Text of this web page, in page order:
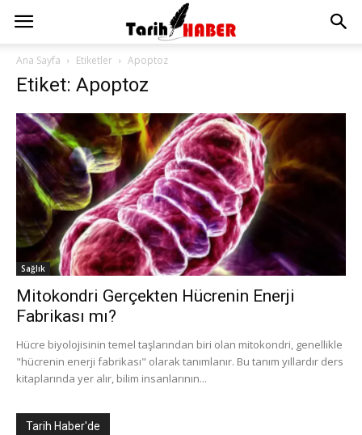
Ana Sayfa Etiketler Apoptoz
Etiket: Apoptoz
Sağlık
Mitokondri Gerçekten Hücrenin Enerji
Fabrikası mı?
Hücre biyolojisinin temel taşlarından biri olan mitokondri, genellikle
"hücrenin enerji fabrikası" olarak tanımlanır. Bu tanım yıllardır ders
kitaplarında yer alır, bilim insanlarının...
Tarih Haber'de